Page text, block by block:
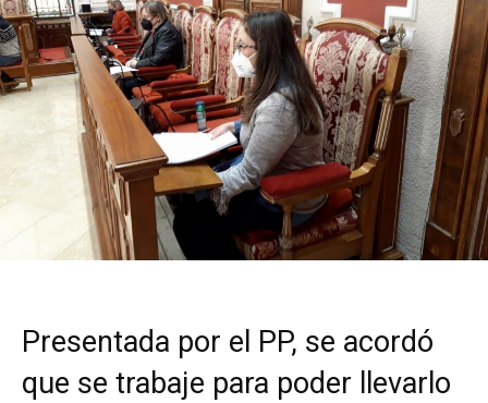
Presentada por el PP, se acordó
que se trabaje para poder llevarlo